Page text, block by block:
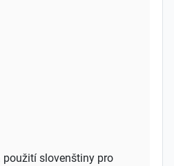
použití slovenštiny pro